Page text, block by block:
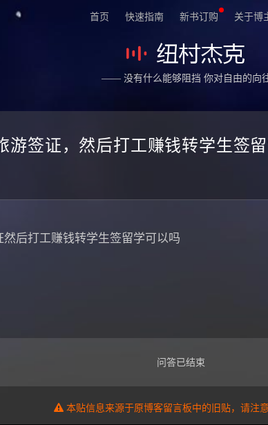
首页 快速指南 新书订购 关于博
—— 没有什么能够阻挡 你对自由的向
游签证，然后打工赚钱转学生签留
后打工赚钱转学生签留学可以吗
问答已结束
本贴信息来源于原博客留言板中的旧贴，请注意